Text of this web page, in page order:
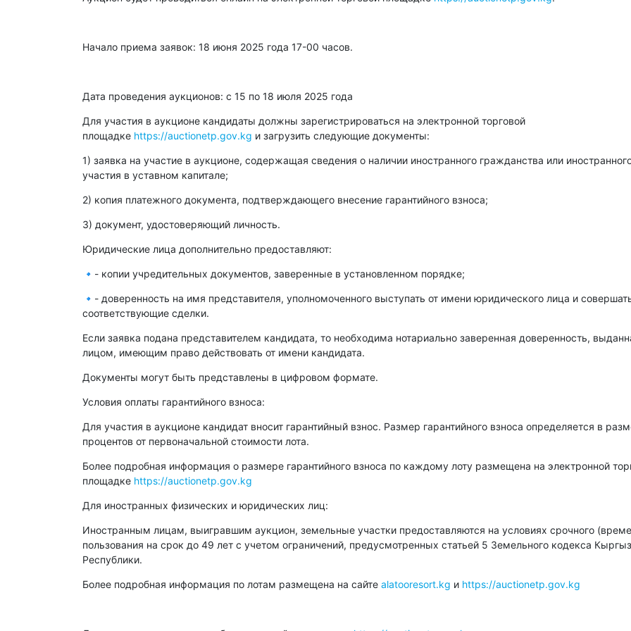
Начало приема заявок: 18 июня 2025 года 17-00 часов.
Дата проведения аукционов: с 15 по 18 июля 2025 года
Для участия в аукционе кандидаты должны зарегистрироваться на электронной торговой
площадке https://auctionetp.gov.kg и загрузить следующие документы:
1) заявка на участие в аукционе, содержащая сведения о наличии иностранного гражданства или
участия в уставном капитале;
2) копия платежного документа, подтверждающего внесение гарантийного взноса;
3) документ, удостоверяющий личность.
Юридические лица дополнительно предоставляют:
🔹- копии учредительных документов, заверенные в установленном порядке;
🔹- доверенность на имя представителя, уполномоченного выступать от имени юридического лица и
соответствующие сделки.
Если заявка подана представителем кандидата, то необходима нотариально заверенная доверенность,
лицом, имеющим право действовать от имени кандидата.
Документы могут быть представлены в цифровом формате.
Условия оплаты гарантийного взноса:
Для участия в аукционе кандидат вносит гарантийный взнос. Размер гарантийного взноса определяется в
процентов от первоначальной стоимости лота.
Более подробная информация о размере гарантийного взноса по каждому лоту размещена на электронной
площадке https://auctionetp.gov.kg
Для иностранных физических и юридических лиц:
Иностранным лицам, выигравшим аукцион, земельные участки предоставляются на условиях срочного
пользования на срок до 49 лет с учетом ограничений, предусмотренных статьей 5 Земельного кодекса
Республики.
Более подробная информация по лотам размещена на сайте alatooresort.kg и https://auctionetp.gov.kg